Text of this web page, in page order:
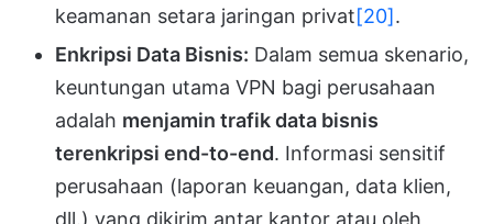
keamanan setara jaringan privat[20].
Enkripsi Data Bisnis: Dalam semua skenario,
keuntungan utama VPN bagi perusahaan
adalah menjamin trafik data bisnis
terenkripsi end-to-end. Informasi sensitif
perusahaan (laporan keuangan, data klien,
dll.) yang dikirim antar kantor atau oleh